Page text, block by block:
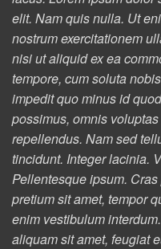
elit. Nam quis nulla. Ut
nostrum exercitationem
nisi ut aliquid ex ea
tempore, cum soluta
impedit quo minus id
possimus, omnis
repellendus. Nam sed
tincidunt. Integer lacinia.
Pellentesque ipsum.
pretium sit amet, tempor
enim vestibulum
aliquam sit amet, feugiat